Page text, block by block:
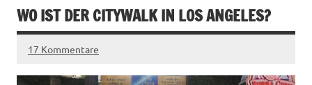
WO IST DER CITYWALK IN LOS ANGELES?
17 Kommentare